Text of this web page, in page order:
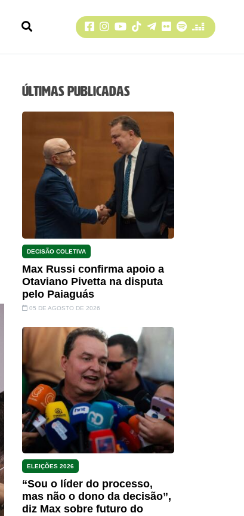
Facebook
Instagram
YouTube
TikTokTelegram
FlickrSpotifyDeezer
Últimas Publicadas
DECISÃO COLETIVA
Max Russi confirma apoio a
Otaviano Pivetta na disputa
pelo Paiaguás
05 DE AGOSTO DE 2026
ELEIÇÕES 2026
“Sou o líder do processo,
mas não o dono da decisão”,
diz Max sobre futuro do